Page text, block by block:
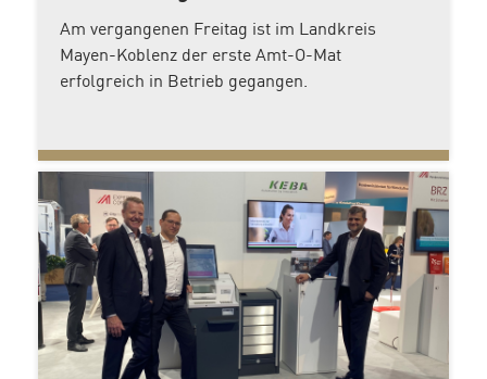
Am vergangenen Freitag ist im Landkreis
Mayen-Koblenz der erste Amt-O-Mat
erfolgreich in Betrieb gegangen.